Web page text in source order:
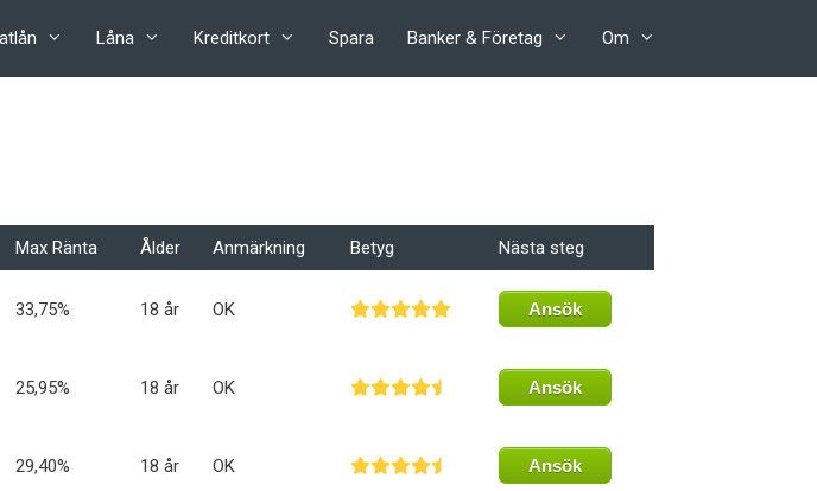
Låna Kreditkort Spara Banker & Företag Om
Max Ränta Ålder Anmärkning Betyg Nästa steg
33,75% 18 år OK Ansök
25,95% 18 år OK Ansök
29,40% 18 år OK Ansök